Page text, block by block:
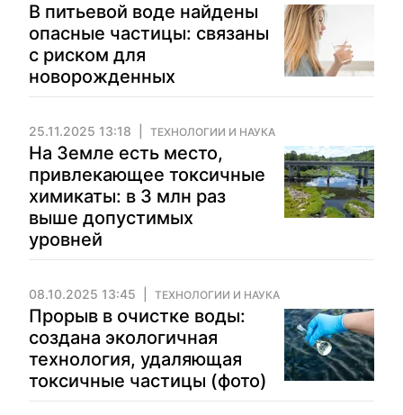
В питьевой воде найдены
опасные частицы: связаны
с риском для
новорожденных
25.11.2025 13:18 ТЕХНОЛОГИИ И НАУКА
На Земле есть место,
привлекающее токсичные
химикаты: в 3 млн раз
выше допустимых
уровней
08.10.2025 13:45 ТЕХНОЛОГИИ И НАУКА
Прорыв в очистке воды:
создана экологичная
технология, удаляющая
токсичные частицы (фото)